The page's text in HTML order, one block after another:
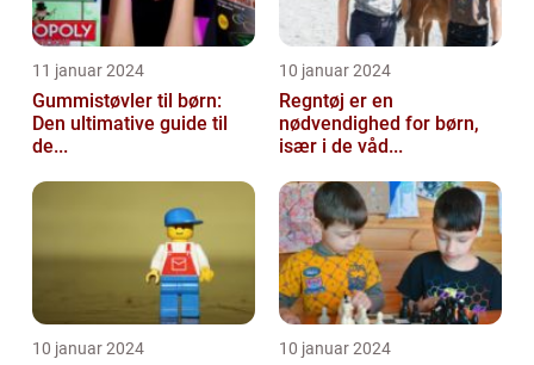
11 januar 2024
Gummistøvler til børn:
Den ultimative guide til
de...
10 januar 2024
Regntøj er en
nødvendighed for børn,
især i de våd...
10 januar 2024 10 januar 2024